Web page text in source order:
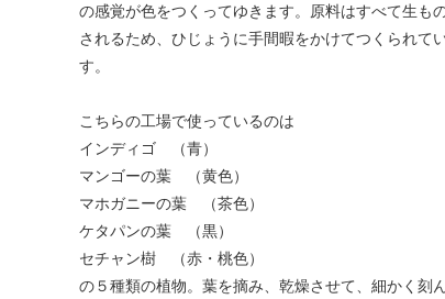
の感覚が色をつくってゆきます。原料はすべて生も
されるため、ひじょうに手間暇をかけてつくられ
す。
こちらの工場で使っているのは
インディゴ （青）
マンゴーの葉 （黄色）
マホガニーの葉 （茶色）
ケタパンの葉 （黒）
セチャン樹 （赤・桃色）
の５種類の植物。葉を摘み、乾燥させて、細かく刻